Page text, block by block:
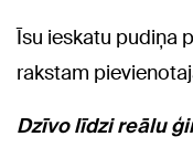
Īsu ieskatu pudiņa
rakstam
Dzīvo līdzi reālu